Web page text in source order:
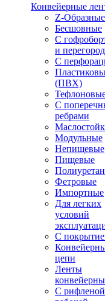
Конвейерные
Z-Образные
Бесшовные
С
и
С
(ПВХ)
С
ребрами
Модульные
Непищевые
Пищевые
Фетровые
Импортные
Для легких
условий
С
цепи
Ленты
С рифленой